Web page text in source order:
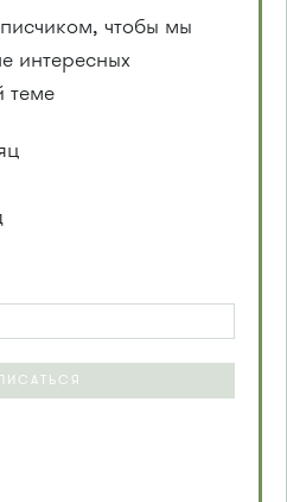
чтобы мы
интересных
теме